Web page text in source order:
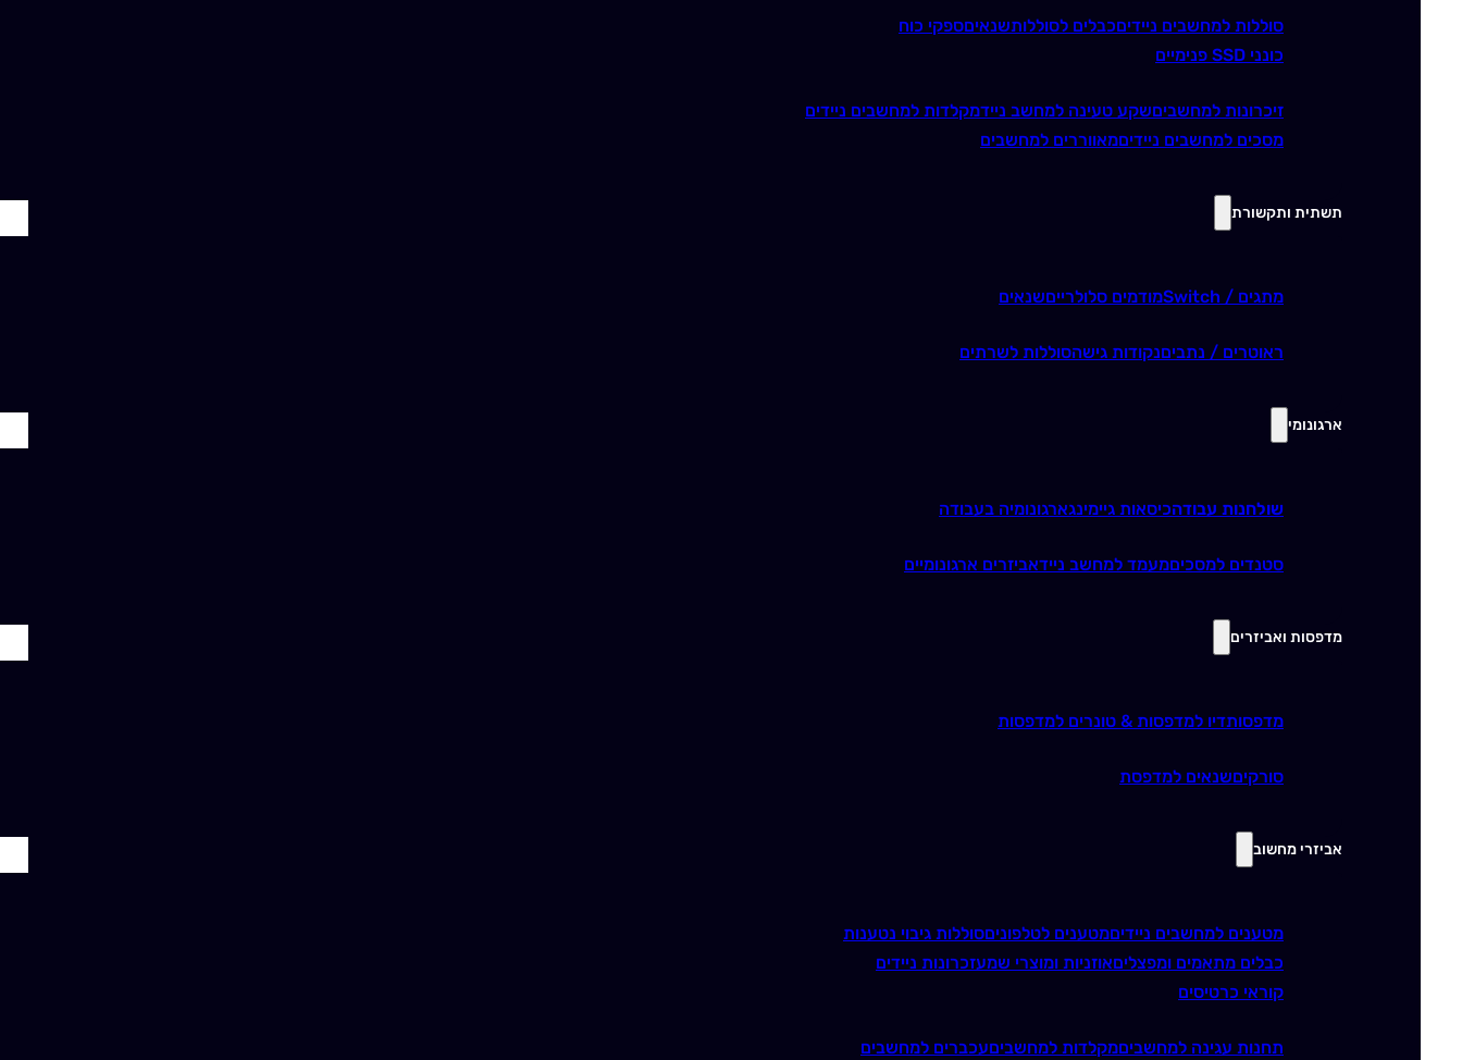
סוללות למחשבים ניידיםכבלים לסוללותשנאיםספקי כוח
כונני SSD פנימיים
זיכרונות למחשביםשקע טעינה למחשב ניידמקלדות למחשבים ניידים
מסכים למחשבים ניידיםמאווררים למחשבים
תשתית ותקשורת
מתגים / Switch מודמים סלולרייםשנאים
ראוטרים / נתביםנקודות גישהסוללות לשרתים
ארגונומי
שולחנות עבודהכיסאות גיימינגארגונומיה בעבודה
סטנדים למסכיםמעמד למחשב ניידאביזרים ארגונומיים
מדפסות ואביזרים
מדפסותדיו למדפסות & טונרים למדפסות
סורקיםשנאים למדפסת
אביזרי מחשוב
מטענים למחשבים ניידיםמטענים לטלפוניםסוללות גיבוי נטענות
כבלים מתאמים ומפצליםאוזניות ומוצרי שמעזכרונות ניידים
קוראי כרטיסים
תחנות עגינה למחשביםמקלדות למחשביםעכברים למחשבים